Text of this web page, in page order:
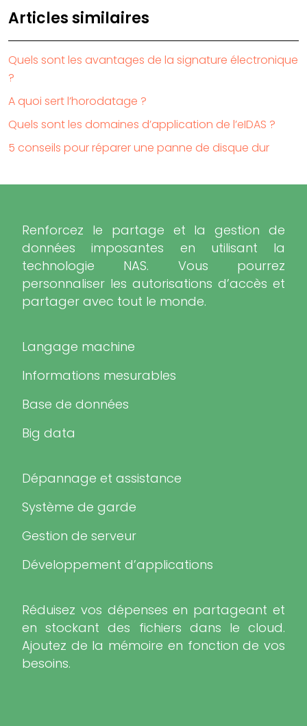
Articles similaires
Quels sont les avantages de la signature électronique
?
A quoi sert l’horodatage ?
Quels sont les domaines d’application de l’eIDAS ?
5 conseils pour réparer une panne de disque dur
Renforcez le partage et la gestion de
données imposantes en utilisant la
technologie NAS. Vous pourrez
personnaliser les autorisations d’accès et
partager avec tout le monde.
Langage machine
Informations mesurables
Base de données
Big data
Dépannage et assistance
Système de garde
Gestion de serveur
Développement d’applications
Réduisez vos dépenses en partageant et
en stockant des fichiers dans le cloud.
Ajoutez de la mémoire en fonction de vos
besoins.